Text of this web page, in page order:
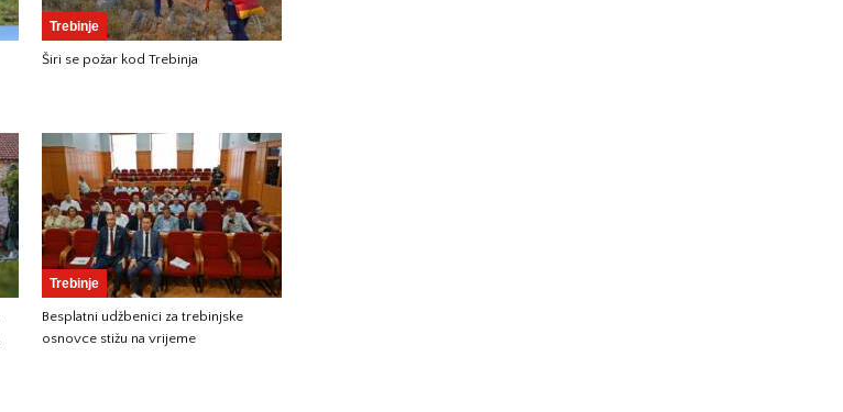
Trebinje
Širi se požar kod Trebinja
Trebinje
Besplatni udžbenici za trebinjske
osnovce stižu na vrijeme